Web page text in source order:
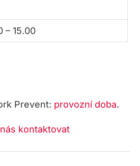
– 15.00
Prevent: provozní doba.
kontaktovat